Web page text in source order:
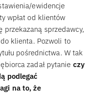
ewidencje
wpłat od klientów
przekazaną sprzedawcy,
klienta. Pozwoli to
pośrednictwa. W tak
zadał pytanie czy
podlegać
na to, że